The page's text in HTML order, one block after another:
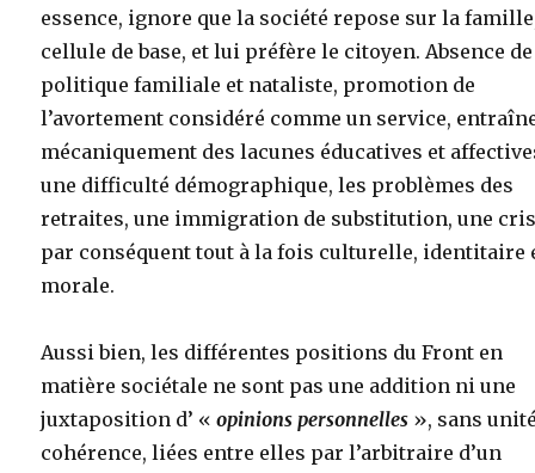
essence, ignore que la société repose sur la
cellule de base, et lui préfère le citoyen. Absence de
politique familiale et nataliste, promotion de
l’avortement considéré comme un service,
mécaniquement des lacunes éducatives et
une difficulté démographique, les problèmes des
retraites, une immigration de substitution, une
par conséquent tout à la fois culturelle, identitaire
morale.
Aussi bien, les différentes positions du Front en
matière sociétale ne sont pas une addition ni une
juxtaposition d’ «opinions personnelles », sans
cohérence, liées entre elles par l’arbitraire d’un